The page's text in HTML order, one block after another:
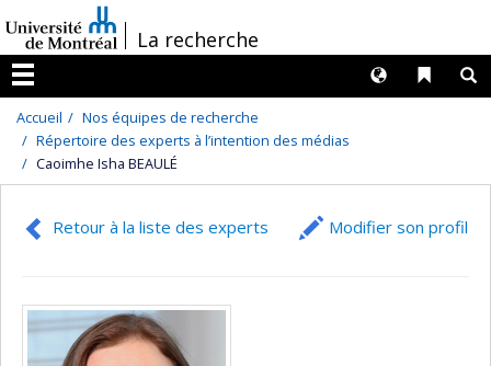
au
contenu
/La recherche
Menu
Liens
Langues
Accueil
Nos équipes de recherche
Répertoire des experts à l’intention des médias
Caoimhe Isha BEAULÉ
Retour à la liste des experts Modifier son profil